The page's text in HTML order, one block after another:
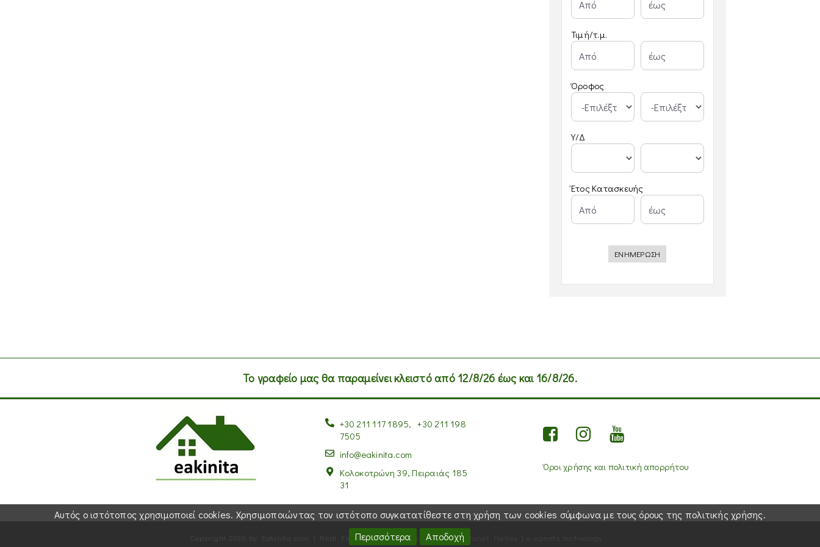
Αυτός ο ιστότοπος χρησιμοποιεί cookies. Χρησιμοποιώντας τον ιστότοπο συγκατατίθεστε στη χρήση των cookies σύμφωνα με τους όρους της πολιτικής χρήσης.
Περισσότερα
Αποδοχή
Τιμή/τ.μ.
Όροφος
Υ/Δ
Έτος Κατασκευής
ΕΝΗΜΕΡΩΣΗ
Το γραφείο μας θα παραμείνει κλειστό από 12/8/26 έως και 16/8/26.
+30 211 117 1895,+30 211 198
7505
info@eakinita.com
Κολοκοτρώνη 39, Πειραιάς 185
31
Όροι χρήσης και πολιτική απορρήτου
Copyright 2026 by Eakinita.com | Real Estate in Greece-Powered byFortunet Hellas